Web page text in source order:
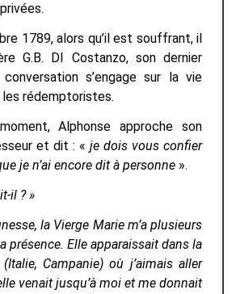
1789, alors qu’il est souffrant, il
G.B. DI Costanzo, son dernier
s’engage sur la vie
rédemptoristes.
Alphonse approche son
et dit : « je dois vous confier
je n’ai encore dit à personne ».
il ? »
la Vierge Marie m’a plusieurs
présence. Elle apparaissait dans la
Campanie) où j’aimais aller
venait jusqu’à moi et me donnait